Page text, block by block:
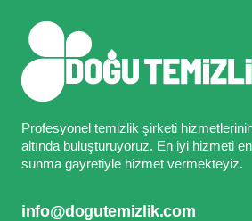
Profesyonel temizlik şirketi hizmetlerinin
altında buluşturuyoruz. En iyi hizmeti
sunma gayretiyle hizmet vermekteyiz.
info@dogutemizlik.com